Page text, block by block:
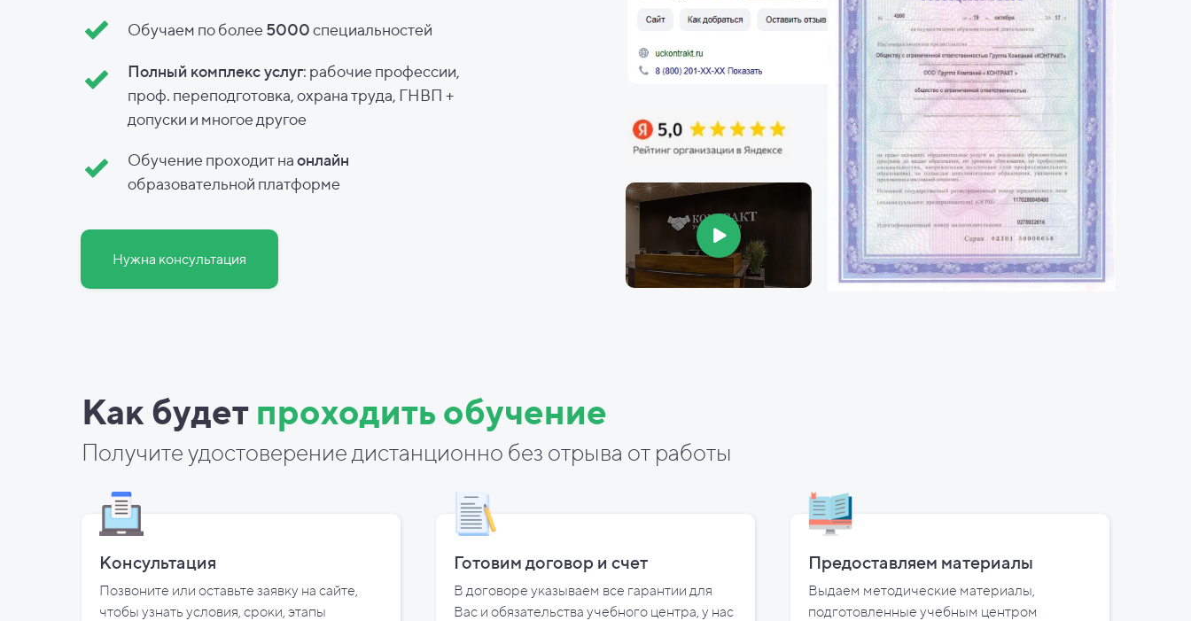
Нужна консультация
Обучаем по более 5000специальностей
Обучение проходит наонлайн
образовательной платформе
Полный комплекс услуг: рабочие профессии,
проф. переподготовка, охрана труда, ГНВП +
допуски и многое другое
Как будет проходить обучение
Получите удостоверение дистанционно без отрыва от работы
Консультация
Позвоните или оставьте заявку на сайте,
чтобы узнать условия, сроки, этапы
Готовим договор и счет
В договоре указываем все гарантии для
Вас и обязательства учебного центра, у нас
Предоставляем материалы
Выдаем методические материалы,
подготовленные учебным центром